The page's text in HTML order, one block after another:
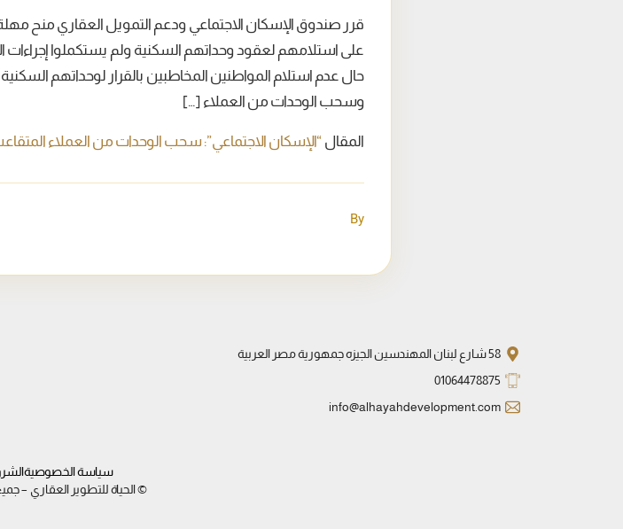
على استلامهم لعقود وحداتهم السكنية ولم يستكملوا إجراءات
وسحب الوحدات من العملاء […]
المقال “الإسكان الاجتماعي”: سحب الوحدات من العملاء
By
58 شارع لبنان المهندسين الجيزه جمهورية مصر العربية
01064478875
info@alhayahdevelopment.com
سياسة الخصوصية
© الحياة للتطوير العقاري –